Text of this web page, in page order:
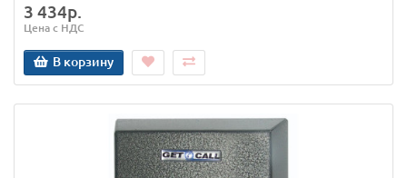
3 434р.
Цена с НДС
В корзину